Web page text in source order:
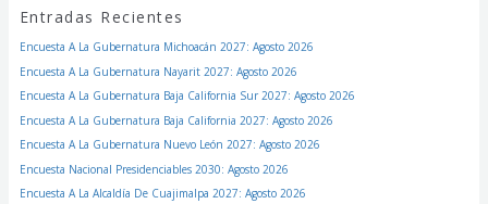
Entradas Recientes
Encuesta A La Gubernatura Michoacán 2027: Agosto 2026
Encuesta A La Gubernatura Nayarit 2027: Agosto 2026
Encuesta A La Gubernatura Baja California Sur 2027: Agosto 2026
Encuesta A La Gubernatura Baja California 2027: Agosto 2026
Encuesta A La Gubernatura Nuevo León 2027: Agosto 2026
Encuesta Nacional Presidenciables 2030: Agosto 2026
Encuesta A La Alcaldía De Cuajimalpa 2027: Agosto 2026